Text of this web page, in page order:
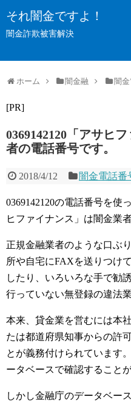
それ闇金ですよ！
闇金詐欺被害解決
ホーム 闇金融 闇
[PR]
0369142120「アサヒ
者の電話番号です。
2018/4/12 闇金電話番
0369142120の電話番号を使
ヒファイナンス」は闇金業
正規金融業者のような口ぶ
所や自宅にFAXを送りつけ
したり、いろいろな手で勧
行っていない無登録の違法業
本来、貸金業を営むには本
たは都道府県知事からの許
とが義務付けられています
ータベースで確認すること
しかし金融庁のデータベー